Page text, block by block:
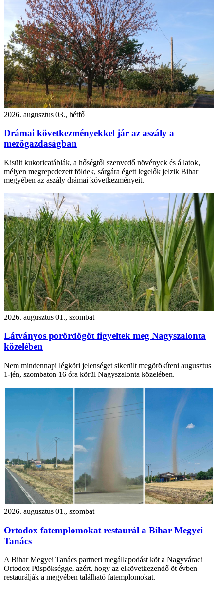
2026. augusztus 03., hétfő
Drámai következményekkel jár az aszály a
mezőgazdaságban
Kisült kukoricatáblák, a hőségtől szenvedő növények és állatok,
mélyen megrepedezett földek, sárgára égett legelők jelzik Bihar
megyében az aszály drámai következményeit.
2026. augusztus 01., szombat
Látványos porördögöt figyeltek meg Nagyszalonta
közelében
Nem mindennapi légköri jelenséget sikerült megörökíteni augusztus
1-jén, szombaton 16 óra körül Nagyszalonta közelében.
2026. augusztus 01., szombat
Ortodox fatemplomokat restaurál a Bihar Megyei
Tanács
A Bihar Megyei Tanács partneri megállapodást köt a Nagyváradi
Ortodox Püspökséggel azért, hogy az elkövetkezendő öt évben
restaurálják a megyében található fatemplomokat.